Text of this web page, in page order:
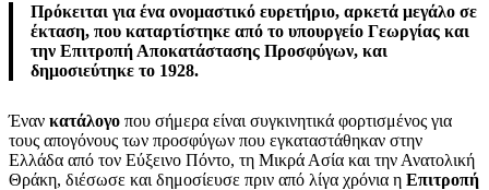
Πρόκειται για ένα ονομαστικό ευρετήριο, αρκετά μεγάλο σε
έκταση, που καταρτίστηκε από το υπουργείο Γεωργίας και
την Επιτροπή Αποκατάστασης Προσφύγων, και
δημοσιεύτηκε το 1928.
Έναν κατάλογο που σήμερα είναι συγκινητικά φορτισμένος για
τους απογόνους των προσφύγων που εγκαταστάθηκαν στην
Ελλάδα από τον Εύξεινο Πόντο, τη Μικρά Ασία και την Ανατολική
Θράκη, διέσωσε και δημοσίευσε πριν από λίγα χρόνια η Επιτροπή